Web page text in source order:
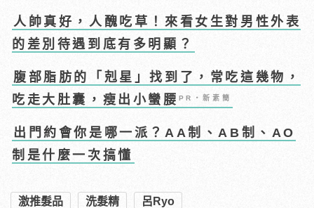
人帥真好，人醜吃草！來看女生對男性外表
的差別待遇到底有多明顯？
腹部脂肪的「剋星」找到了，常吃這幾物，
吃走大肚囊，瘦出小蠻腰 PR・新素簡
出門約會你是哪一派？AA制、AB制、AO
制是什麼一次搞懂
激推髮品 洗髮精 呂Ryo